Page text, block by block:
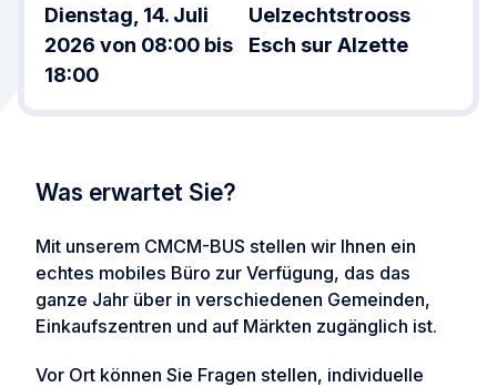
Dienstag, 14. Juli
2026 von 08:00 bis
18:00
Uelzechtstrooss
Esch sur Alzette
Was erwartet Sie?
Mit unserem CMCM-BUS stellen wir Ihnen ein
echtes mobiles Büro zur Verfügung, das das
ganze Jahr über in verschiedenen Gemeinden,
Einkaufszentren und auf Märkten zugänglich ist.
Vor Ort können Sie Fragen stellen, individuelle